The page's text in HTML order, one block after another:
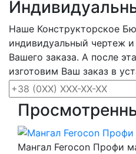
Наше Конструкторское
индивидуальный чертеж
Вашего заказа. А после
изготовим Ваш заказ в
Мангал Ferocon Профи